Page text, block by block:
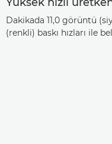
Dakikada 11,0 görüntü
(renkli) baskı hızları ile